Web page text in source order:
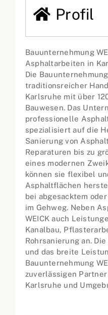
Profil
Bauunternehmung
Asphaltarbeiten in
Die
traditionsreicher
Karlsruhe mit über
Bauwesen. Das
professionelle
spezialisiert auf die
Sanierung von
Reparaturen bis zu
eines modernen
können sie flexibel
Asphaltflächen
bei abgesacktem
im Gehweg. Neben
WEICK auch
Kanalbau,
Rohrsanierung an.
und das breite
Bauunternehmung
zuverlässigen
Karlsruhe und